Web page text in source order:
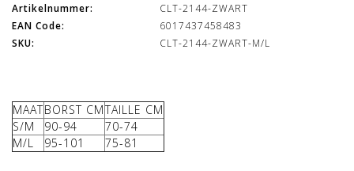
Artikelnummer:
CLT-2144-ZWART
EAN Code:
6017437458483
SKU:
CLT-2144-ZWART-M/L
MAATBORST CMTAILLE CM
S/M
90-94
70-74
M/L
95-101 75-81